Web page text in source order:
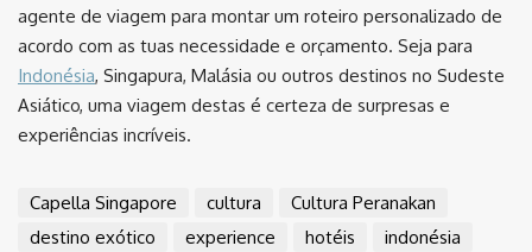
agente de viagem para montar um roteiro personalizado de
acordo com as tuas necessidade e orçamento. Seja para
Indonésia, Singapura, Malásia ou outros destinos no Sudeste
Asiático, uma viagem destas é certeza de surpresas e
experiências incríveis.
Capella Singapore cultura
Cultura Peranakan
destino exótico
experience hotéis
indonésia